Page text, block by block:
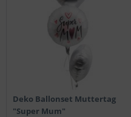
Deko Ballonset Muttertag
"Super Mum"